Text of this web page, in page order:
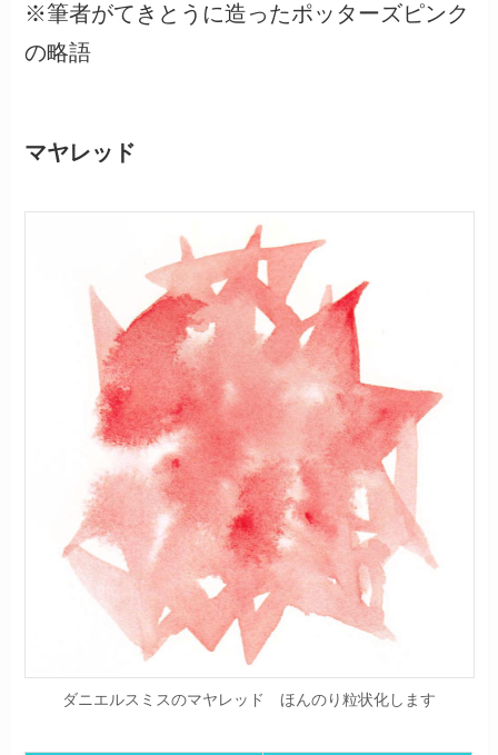
※筆者がてきとうに造ったポッターズピンク
の略語
マヤレッド
ダニエルスミスのマヤレッド ほんのり粒状化します